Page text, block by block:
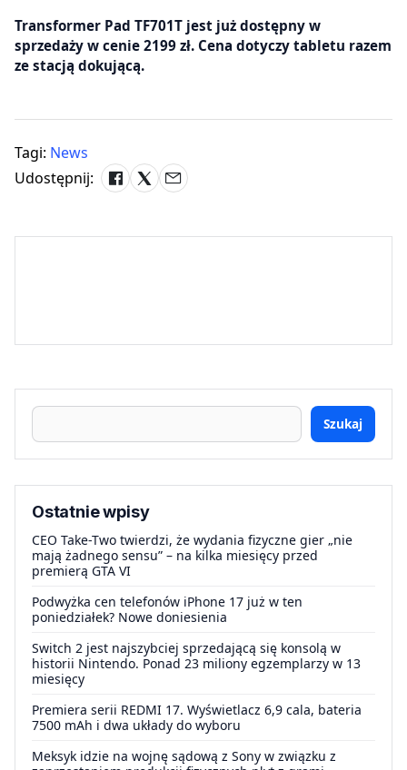
Transformer Pad TF701T jest już dostępny w
sprzedaży w cenie 2199 zł. Cena dotyczy tabletu razem
ze stacją dokującą.
Tagi: News
Udostępnij:
Szukaj
Ostatnie wpisy
CEO Take-Two twierdzi, że wydania fizyczne gier „nie
mają żadnego sensu” – na kilka miesięcy przed
premierą GTA VI
Podwyżka cen telefonów iPhone 17 już w ten
poniedziałek? Nowe doniesienia
Switch 2 jest najszybciej sprzedającą się konsolą w
historii Nintendo. Ponad 23 miliony egzemplarzy w 13
miesięcy
Premiera serii REDMI 17. Wyświetlacz 6,9 cala, bateria
7500 mAh i dwa układy do wyboru
Meksyk idzie na wojnę sądową z Sony w związku z